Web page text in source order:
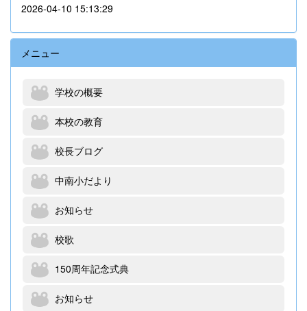
2026-04-10 15:13:29
メニュー
学校の概要
本校の教育
校長ブログ
中南小だより
お知らせ
校歌
150周年記念式典
お知らせ